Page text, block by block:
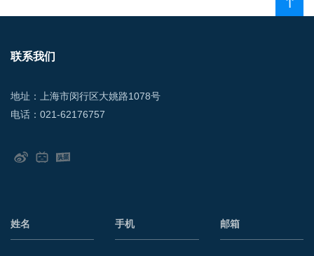
联系我们
地址：上海市闵行区大姚路1078号
电话：021-62176757
姓名 手机 邮箱